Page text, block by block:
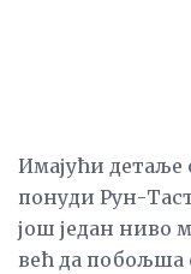
Имајући детаље
понуди Рун-
још један ниво
већ да побољша